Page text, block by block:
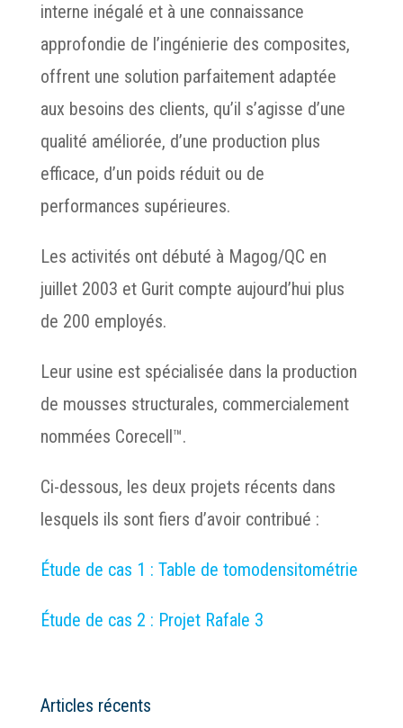
interne inégalé et à une connaissance
approfondie de l’ingénierie des composites,
offrent une solution parfaitement adaptée
aux besoins des clients, qu’il s’agisse d’une
qualité améliorée, d’une production plus
efficace, d’un poids réduit ou de
performances supérieures.
Les activités ont débuté à Magog/QC en
juillet 2003 et Gurit compte aujourd’hui plus
de 200 employés.
Leur usine est spécialisée dans la production
de mousses structurales, commercialement
nommées Corecell™.
Ci-dessous, les deux projets récents dans
lesquels ils sont fiers d’avoir contribué :
Étude de cas 1 : Table de tomodensitométrie
Étude de cas 2 : Projet Rafale 3
Articles récents